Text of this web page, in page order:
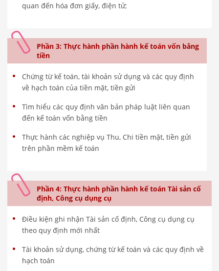
quan đến hóa đơn giấy, điện tử;
Phần 3: Thực hành phần hành kế toán vốn bằng
tiền
Chứng từ kế toán, tài khoản sử dụng và các quy định
về hạch toán của tiền mặt, tiền gửi
Tìm hiểu các quy định văn bản pháp luật liên quan
đến kế toán vốn bằng tiền
Thực hành các nghiệp vụ Thu, Chi tiền mặt, tiền gửi
trên phần mềm kế toán
Phần 4: Thực hành phần hành kế toán Tài sản cố
định, Công cụ dụng cụ
Điều kiện ghi nhận Tài sản cố định, Công cụ dụng cụ
theo quy định mới nhất
Tài khoản sử dụng, chứng từ kế toán và các quy định về
hạch toán